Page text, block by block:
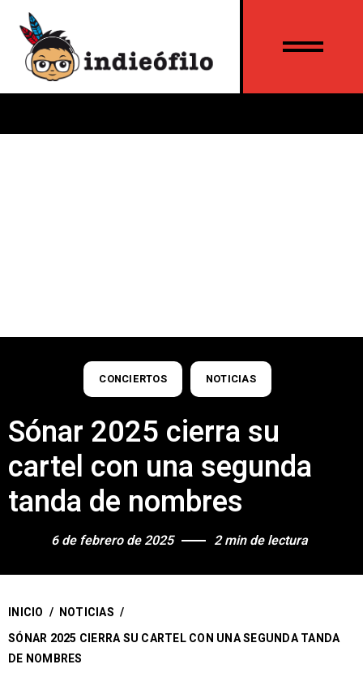
CONCIERTOS NOTICIAS
Sónar 2025 cierra su
cartel con una segunda
tanda de nombres
6 de febrero de 2025 2 min de lectura
INICIO / NOTICIAS /
SÓNAR 2025 CIERRA SU CARTEL CON UNA SEGUNDA TANDA
DE NOMBRES